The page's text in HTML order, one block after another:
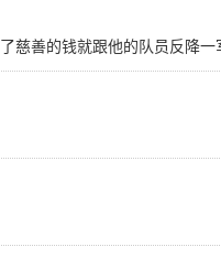
慈善的钱就跟他的队员反降